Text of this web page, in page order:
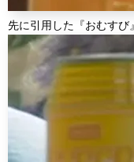
先に引用した『おむすび